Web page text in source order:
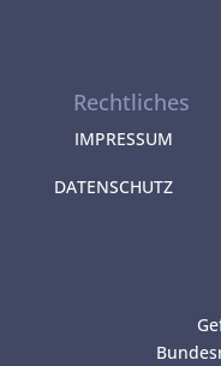
Rechtliches
IMPRESSUM
DATENSCHUTZ